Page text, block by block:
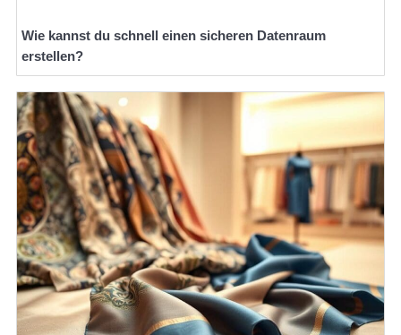
Wie kannst du schnell einen sicheren Datenraum
erstellen?